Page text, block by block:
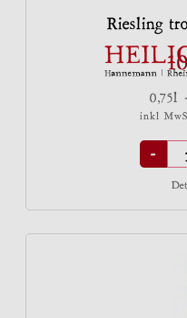
Riesling
0,75l -
inkl
-